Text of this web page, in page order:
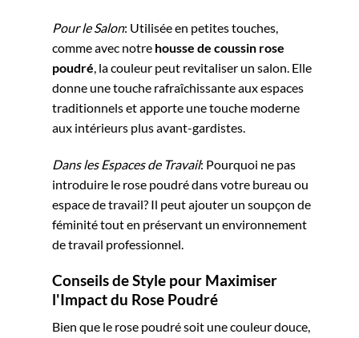
Pour le Salon: Utilisée en petites touches,
comme avec notre housse de coussin rose
poudré, la couleur peut revitaliser un salon. Elle
donne une touche rafraîchissante aux espaces
traditionnels et apporte une touche moderne
aux intérieurs plus avant-gardistes.
Dans les Espaces de Travail: Pourquoi ne pas
introduire le rose poudré dans votre bureau ou
espace de travail? Il peut ajouter un soupçon de
féminité tout en préservant un environnement
de travail professionnel.
Conseils de Style pour Maximiser
l'Impact du Rose Poudré
Bien que le rose poudré soit une couleur douce,